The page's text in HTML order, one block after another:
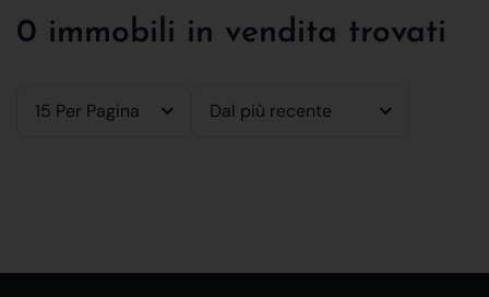
0 immobili in vendita trovati
15 Per Pagina Dal più recente